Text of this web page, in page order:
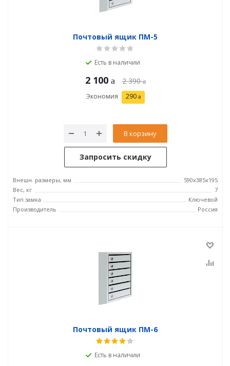
Почтовый ящик ПМ-5
Есть в наличии
2 100 2 390
Экономия 290
В корзину
Запросить скидку
Внешн. размеры, мм
590х385х195
Вес, кг
7
Тип замка
Ключевой
Производитель
Россия
Почтовый ящик ПМ-6
Есть в наличии